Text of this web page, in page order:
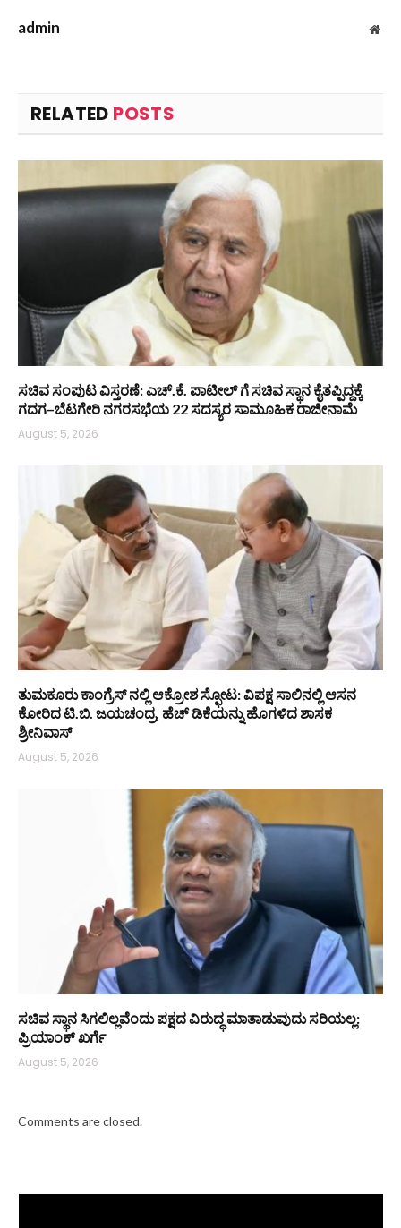
admin
RELATED POSTS
ಸಚಿವ ಸಂಪುಟ ವಿಸ್ತರಣೆ: ಎಚ್.ಕೆ. ಪಾಟೀಲ್ ಗೆ ಸಚಿವ ಸ್ಥಾನ ಕೈತಪ್ಪಿದ್ದಕ್ಕೆ
ಗದಗ–ಬೆಟಗೇರಿ ನಗರಸಭೆಯ 22 ಸದಸ್ಯರ ಸಾಮೂಹಿಕ ರಾಜೀನಾಮೆ
August 5, 2026
ತುಮಕೂರು ಕಾಂಗ್ರೆಸ್ ನಲ್ಲಿ ಆಕ್ರೋಶ ಸ್ಫೋಟ: ವಿಪಕ್ಷ ಸಾಲಿನಲ್ಲಿ ಆಸನ
ಕೋರಿದ ಟಿ.ಬಿ. ಜಯಚಂದ್ರ, ಹೆಚ್ ಡಿಕೆಯನ್ನು ಹೊಗಳಿದ ಶಾಸಕ
ಶ್ರೀನಿವಾಸ್
August 5, 2026
ಸಚಿವ ಸ್ಥಾನ ಸಿಗಲಿಲ್ಲವೆಂದು ಪಕ್ಷದ ವಿರುದ್ಧ ಮಾತಾಡುವುದು ಸರಿಯಲ್ಲ:
ಪ್ರಿಯಾಂಕ್ ಖರ್ಗೆ
August 5, 2026
Comments are closed.